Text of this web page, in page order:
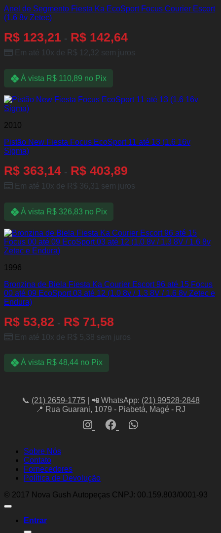
Anel de Segmento Fiesta Ka EcoSport Focus Courier Escort
(1.6 8v Zetec)
R$ 123,21 - R$ 142,64
Em até 10x de R$ 12,32 sem juros
À vista R$110,89 no Pix
2010
Pistão New Fiesta Focus EcoSport 11 até 13 (1.6 16v
Sigma)
R$ 363,14 - R$ 403,89
Em até 10x de R$ 36,31 sem juros
À vista R$326,83 no Pix
1996
Bronzina de Biela Fiesta Ka Courier Escort 96 até 15 Focus
00 até 09 EcoSport 03 até 12 (1.0 8v / 1.3 8V / 1.6 8v Zetec e
Endura)
R$ 53,82 - R$ 71,58
Em até 10x de R$ 5,38 sem juros
À vista R$48,44 no Pix
📞 (21) 2659-1775| 📲 WhatsApp: (21) 99528-2848
📍 Rua Guarani, 1079 - Piabetá, Magé - RJ
Sobre Nós
Contato
Fornecedores
Política de Devolução
© 2017 Nova Gush Autopeças CNPJ: 00.159.803/0001-93
Entrar